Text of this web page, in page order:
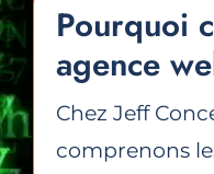
Pourquoi
agence
Chez Jeff
comprenons